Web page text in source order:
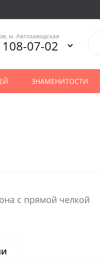
м. Автозаводская
07-02
ЗНАМЕНИТОСТИ
с прямой челкой